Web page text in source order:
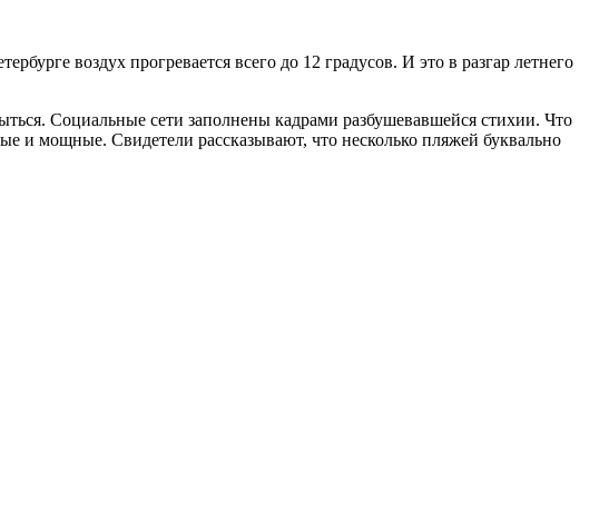
воздух прогревается всего до 12 градусов. И это в разгар летнего
Социальные сети заполнены кадрами разбушевавшейся стихии. Что
мощные. Свидетели рассказывают, что несколько пляжей буквально